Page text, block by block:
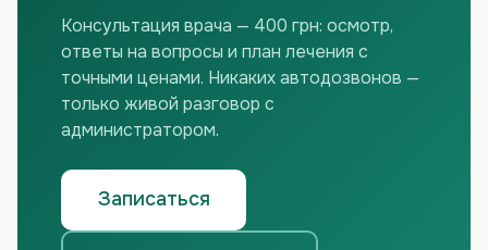
Консультация врача — 400 грн: осмотр,
ответы на вопросы и план лечения с
точными ценами. Никаких автодозвонов —
только живой разговор с
администратором.
Записаться